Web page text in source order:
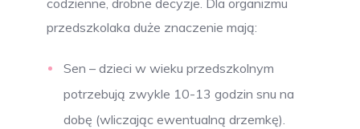
codzienne, drobne decyzje. Dla organizmu
przedszkolaka duże znaczenie mają:
Sen – dzieci w wieku przedszkolnym
potrzebują zwykle 10-13 godzin snu na
dobę (wliczając ewentualną drzemkę).